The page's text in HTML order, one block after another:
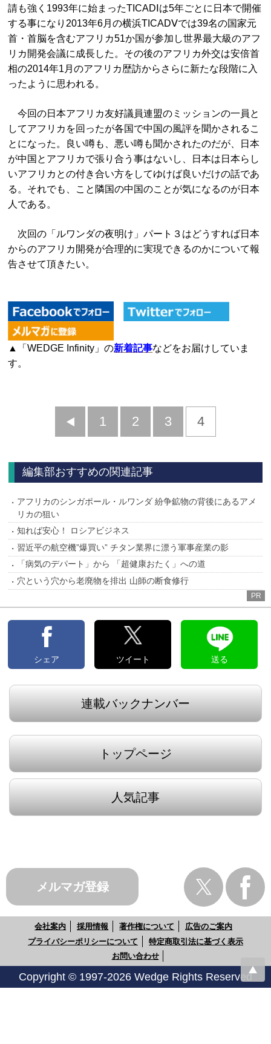
請も強く1993年に始まったTICADⅠは5年ごとに日本で開催
する事になり2013年6月の横浜TICADⅤでは39名の国家元
首・首脳を含むアフリカ51か国が参加し世界最大級のアフ
リカ開発会議に成長した。その後のアフリカ外交は安倍首
相の2014年1月のアフリカ歴訪からさらに新たな段階に入
ったように思われる。
今回の日本アフリカ友好議員連盟のミッションの一員と
してアフリカを回ったが各国で中国の風評を聞かされるこ
とになった。良い噂も、悪い噂も聞かされたのだが、日本
が中国とアフリカで張り合う事はないし、日本は日本らし
いアフリカとの付き合い方をしてゆけば良いだけの話であ
る。それでも、こと隣国の中国のことが気になるのが日本
人である。
次回の「ルワンダの夜明け」パート３はどうすれば日本
からのアフリカ開発が合理的に実現できるのかについて報
告させて頂きたい。
▲「WEDGE Infinity」の新着記事などをお届けしていま
す。
前
1 2 3 4
編集部おすすめの関連記事
アフリカのシンガポール・ルワンダ 紛争鉱物の背後にあるアメ
リカの狙い
知れば安心！ ロシアビジネス
習近平の航空機”爆買い” チタン業界に漂う軍事産業の影
「病気のデパート」から 「超健康おたく」への道
穴という穴から老廃物を排出 山師の断食修行
PR
シェア ツイート 送る
連載バックナンバー
トップページ
人気記事
メルマガ登録
会社案内 採用情報 著作権について
広告のご案内
プライバシーポリシーについて
特定商取引法に基づく表示
お問い合わせ
Copyright © 1997-2026 Wedge Rights Reserved